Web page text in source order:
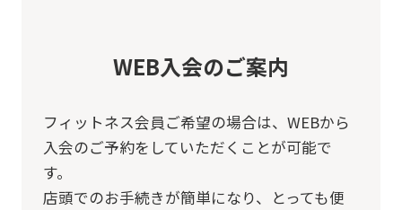
WEB入会のご案内
フィットネス会員ご希望の場合は、 WEBから
入会のご予約をしていただくことが可能で
す。
店頭でのお手続きが簡単になり、とっても便